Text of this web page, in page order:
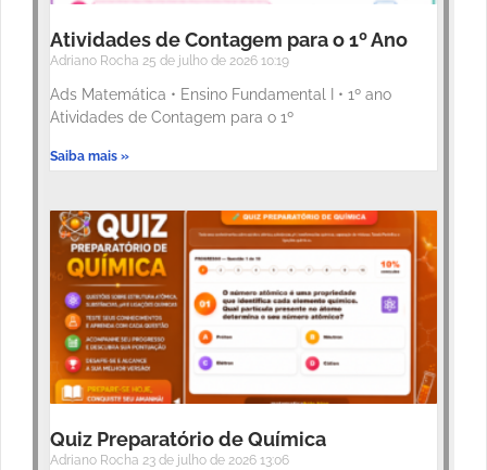
Atividades de Contagem para o 1º Ano
Adriano Rocha 25 de julho de 2026 10:19
Ads Matemática • Ensino Fundamental I • 1º ano
Atividades de Contagem para o 1º
Saiba mais »
Quiz Preparatório de Química
Adriano Rocha 23 de julho de 2026 13:06